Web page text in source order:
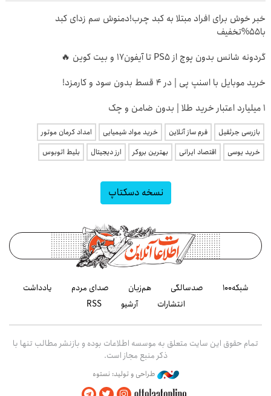
خبر خوش برای افراد مبتلا به کبد چرب!دمنوش سم زدای کبد
با55%تخفیف
گردونه شانس بدون پوچ از PS5 تا آیفون17 و بیت کوین 🔥
خرید موبایل با اسنپ پی | در ۴ قسط بدون سود و کارمزد!
۱ میلیارد اعتبار خرید طلا | بدون ضامن و چک
بازرسی جرثقیل فرم ساز آنلاین خرید مواد شیمیایی
امداد کرمان موتور
خرید یوسی
اقتصاد ایرانی بهترین بروکر ارز دیجیتال بلیط اتوبوس
نسخه دسکتاپ
شبکه۱۰۰ صدسالگی هم‌زبان صدای مردم
یادداشت
انتشارات
آرشیو RSS
تمام حقوق این سایت متعلق به موسسه اطلاعات بوده و بازنشر مطالب تنها با
ذکر منبع مجاز است.
طراحی و تولید: نستوه